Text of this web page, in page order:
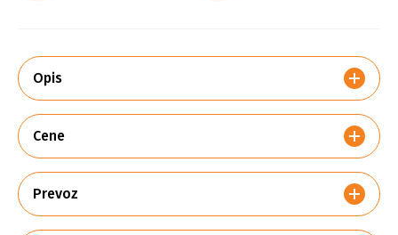
Opis
Cene
Prevoz